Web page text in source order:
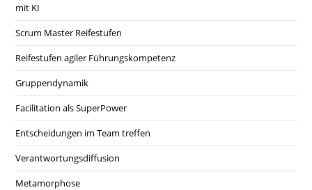
mit KI
Scrum Master Reifestufen
Reifestufen agiler Führungskompetenz
Gruppendynamik
Facilitation als SuperPower
Entscheidungen im Team treffen
Verantwortungsdiffusion
Metamorphose